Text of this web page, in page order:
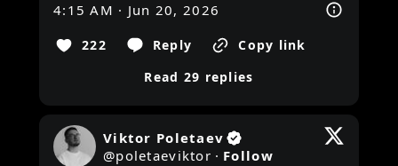
4:15 AM · Jun 20, 2026
222 Reply
Copy link
Read 29 replies
Viktor Poletaev
@poletaeviktor · Follow